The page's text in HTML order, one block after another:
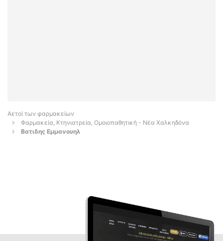
Αετοί των φαρμακείων
Φαρμακεία, Κτηνιατρεία, Ομοιοπαθητική - Νέα Χαλκηδόνα
Βατιδης Εμμανουηλ